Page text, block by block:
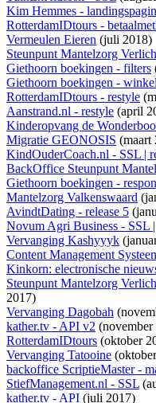
Kim Hemmes -
RotterdamIDtours -
Vermeulen Eieren (juli 2018)
Steunpunt Mantelzorg
Giethoorn boekingen - filters
Giethoorn boekingen -
RotterdamIDtours - restyle
Aanstrand.nl - restyle (april
Kinderopvang de
Migratie GEONOSIS (maart
KindOuderCoach.nl - SSL |
BackOffice Steunpunt
Giethoorn boekingen -
Mantelzorg Valkenswaard
AvindtDating - release 5
Novum Agri Business - SSL
Vervanging Kashyyyk
Content Management
Kinkorn: electronische
Steunpunt Mantelzorg
2017)
Vervanging Dagobah
kather.tv - API v2 (november
RotterdamIDtours (oktober
Vervanging Tatooine
backoffice ScriptieMaster -
StiefManagement.nl - SSL
kather.tv - API (juli 2017)